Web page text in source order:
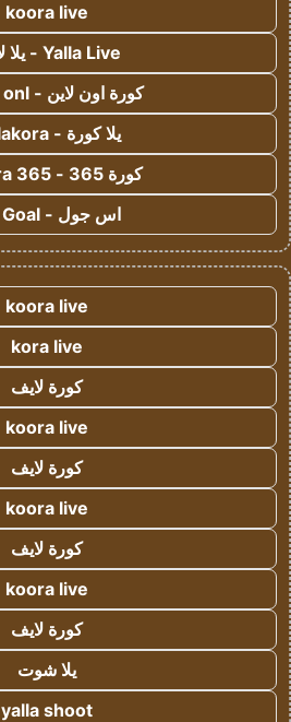
koora live
Yalla Live - يلا لايف
كورة اون لاين - koora onl
يلا كورة - yallakora
كورة 365 - kooora 365
اس جول - AS Goal
koora live
kora live
كورة لايف
koora live
كورة لايف
koora live
كورة لايف
koora live
كورة لايف
يلا شوت
yalla shoot